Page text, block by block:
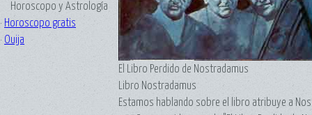
Horoscopo y Astrología
· Horoscopo gratis
· Ouija
El Libro Perdido de Nostradamus
Libro Nostradamus
Estamos hablando sobre el libro atribuye a